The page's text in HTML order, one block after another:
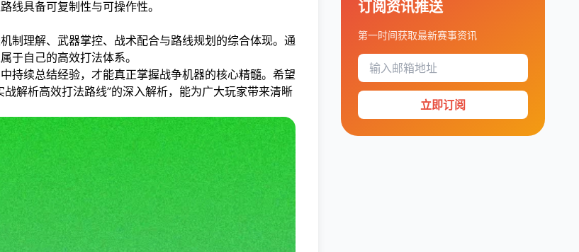
线具备可复制性与可操作性。
制理解、武器掌控、战术配合与路线规划的综合体现。通
于自己的高效打法体系。
持续总结经验，才能真正掌握战争机器的核心精髓。希望
解析高效打法路线”的深入解析，能为广大玩家带来清晰
订阅资讯推送
第一时间获取最新赛事资讯
立即订阅